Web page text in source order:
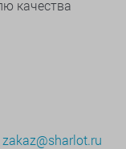
качества
zakaz@sharlot.ru